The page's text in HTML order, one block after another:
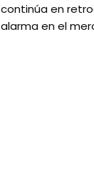
continúa en
alarma en el